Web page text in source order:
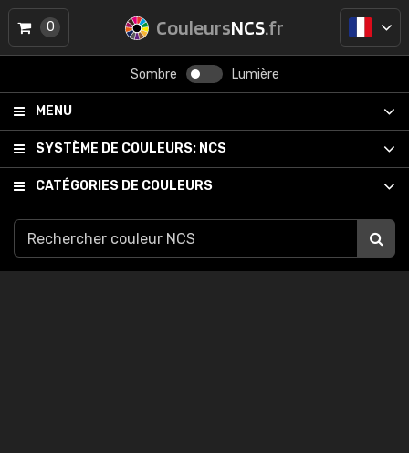
CouleursNCS.fr
Sombre Lumière
MENU
SYSTÈME DE COULEURS: NCS
CATÉGORIES DE COULEURS
0